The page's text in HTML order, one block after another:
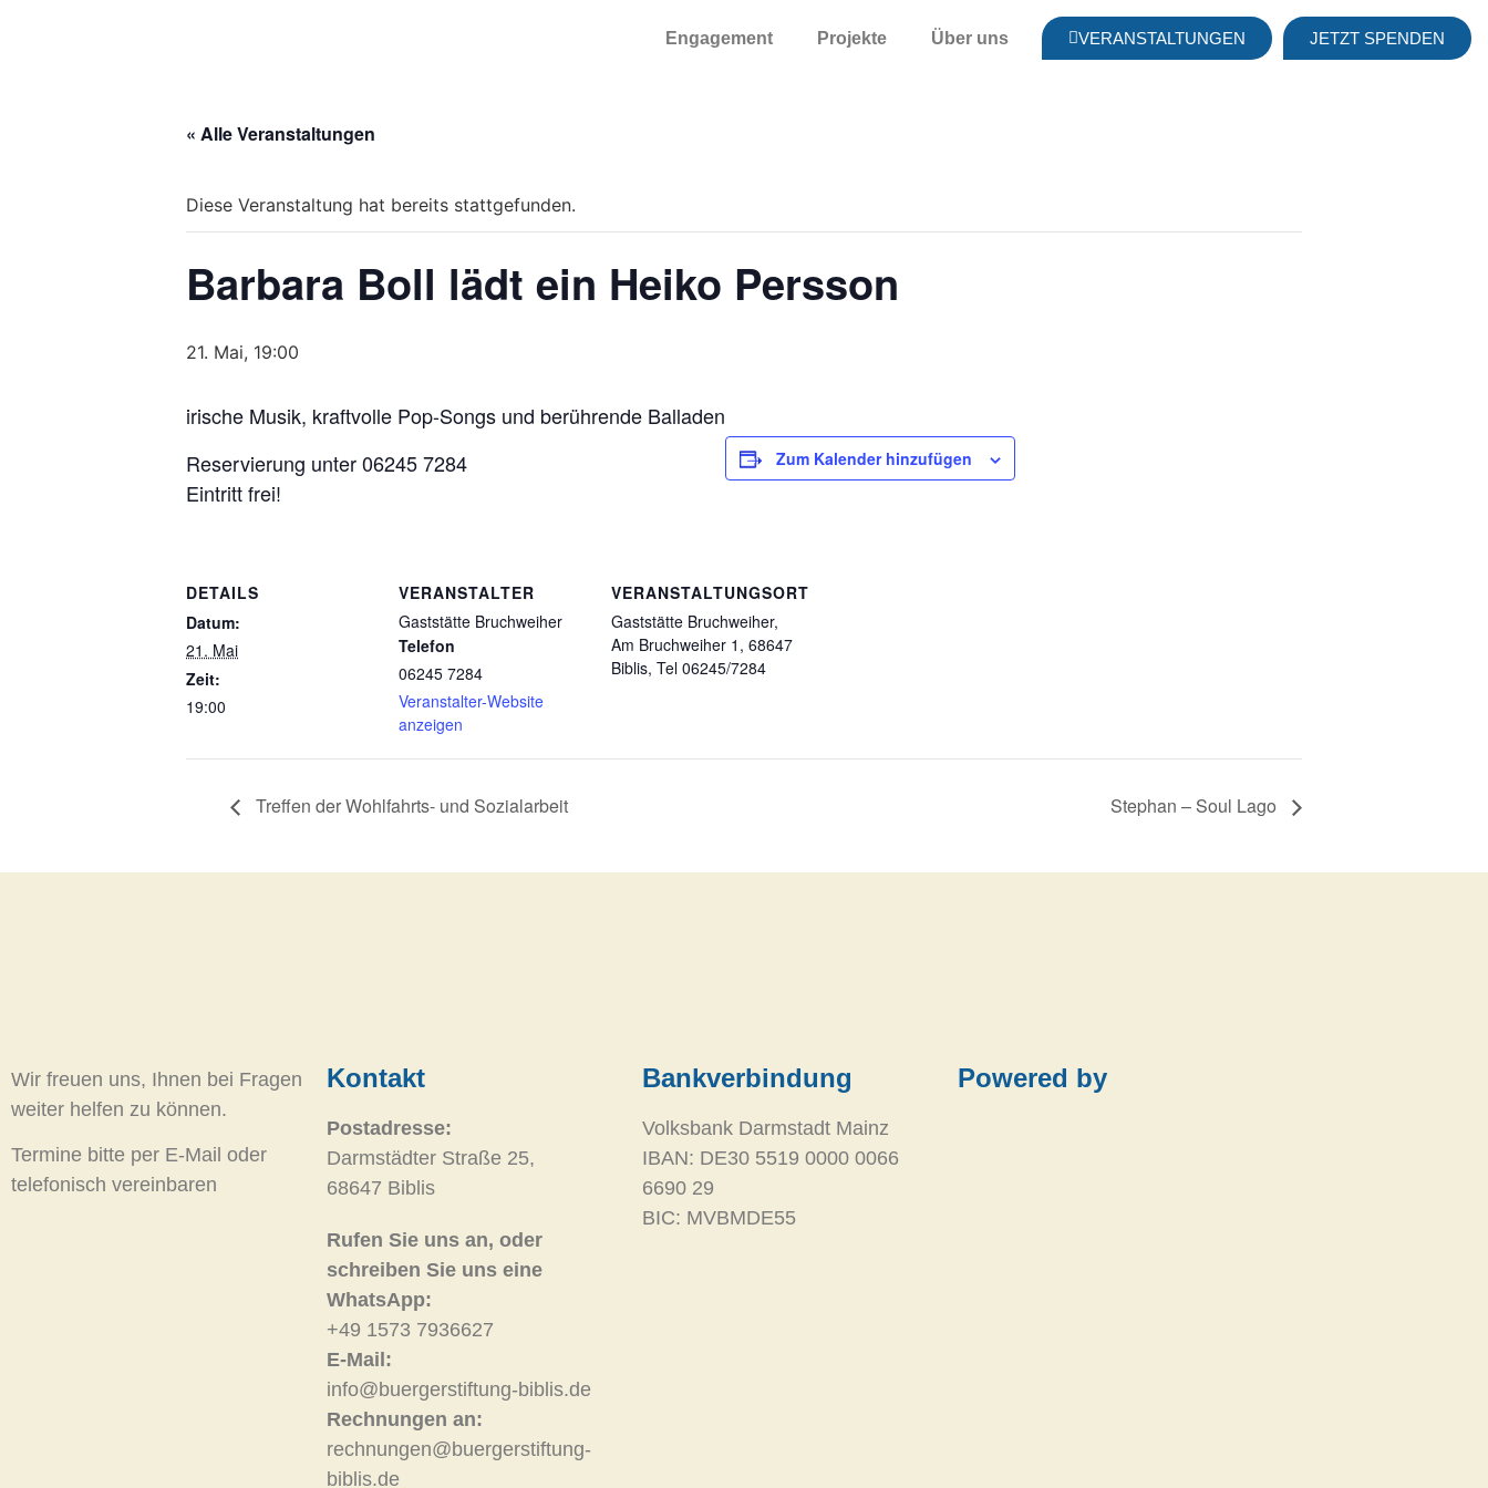
Engagement Projekte Über uns VERANSTALTUNGEN JETZT SPENDEN
« Alle Veranstaltungen
Diese Veranstaltung hat bereits stattgefunden.
Barbara Boll lädt ein Heiko Persson
21. Mai, 19:00
irische Musik, kraftvolle Pop-Songs und berührende Balladen
Reservierung unter 06245 7284
Eintritt frei!
Zum Kalender hinzufügen
DETAILS
Datum:
21. Mai
Zeit:
19:00
VERANSTALTER
Gaststätte Bruchweiher
Telefon
06245 7284
Veranstalter-Website
anzeigen
VERANSTALTUNGSORT
Gaststätte Bruchweiher,
Am Bruchweiher 1, 68647
Biblis, Tel 06245/7284
Treffen der Wohlfahrts- und Sozialarbeit Stephan – Soul Lago
Wir freuen uns, Ihnen bei Fragen
weiter helfen zu können.
Termine bitte per E-Mail oder
telefonisch vereinbaren
Kontakt
Postadresse:
Darmstädter Straße 25,
68647 Biblis
Rufen Sie uns an, oder
schreiben Sie uns eine
WhatsApp:
+49 1573 7936627
E-Mail:
info@buergerstiftung-biblis.de
Rechnungen an:
rechnungen@buergerstiftung-
biblis.de
Bankverbindung
Volksbank Darmstadt Mainz
IBAN: DE30 5519 0000 0066
6690 29
BIC: MVBMDE55
Powered by